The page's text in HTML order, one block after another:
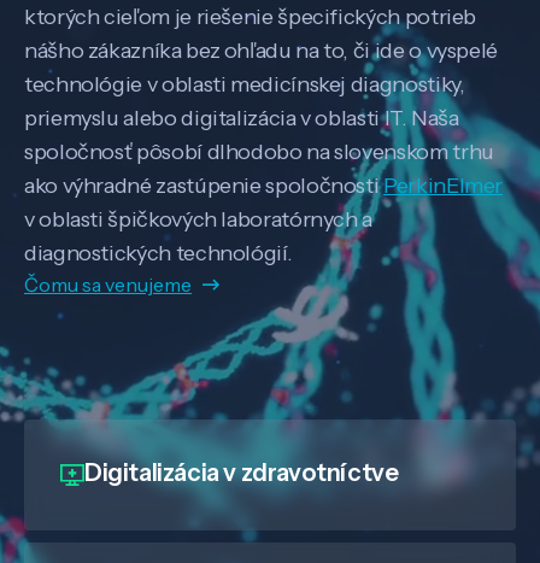
ktorých cieľom je riešenie špecifických potrieb
nášho zákazníka bez ohľadu na to, či ide o vyspelé
technológie v oblasti medicínskej diagnostiky,
priemyslu alebo digitalizácia v oblasti IT. Naša
spoločnosť pôsobí dlhodobo na slovenskom trhu
ako výhradné zastúpenie spoločnostiPerkinElmer
v oblasti špičkových laboratórnych a
diagnostických technológií.
Čomu sa venujeme
Digitalizáciav zdravotníctve